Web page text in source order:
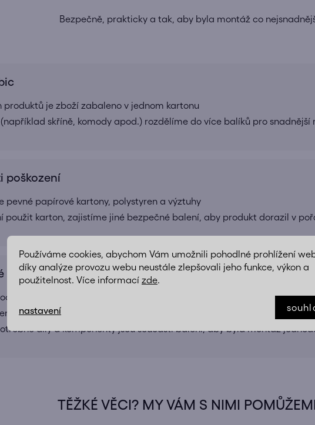
Používáme cookies, abychom Vám umožnili pohodlné prohlížení
díky analýze provozu webu neustále zlepšovali jeho funkce, výkon a
použitelnost. Více informací zde.
nastavení
Bezpečně, prakticky a tak, aby byla montáž co
produktů je zboží zabaleno v jednom kartonu
(například skříně, komody apod.) rozdělíme do více balíků pro snadnější
poškození
pevné papírové kartony, polystyren a výztuhy
použit karton, zajistíme jiné bezpečné balení, aby produkt dorazil v
pro snadný transport a jednoduchou montáž doma
je dodávána v demontovaném stavu
obsahuje přehledný montážní návod srozumitelně popsaný krok za
díly a komponenty jsou součástí balení, aby byla montáž
TĚŽKÉ VĚCI? MY VÁM S NIMI